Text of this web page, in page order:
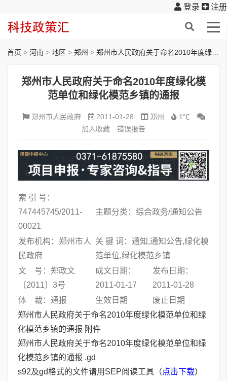
登录 注册
首页 > 河南 > 地区 > 郑州 > 郑州市人民政府关于命名2010年度绿化模范单位和绿化模范乡镇的通报
郑州市人民政府关于命名2010年度绿化模
范单位和绿化模范乡镇的通报
郑州市人民政府 2011-01-28 郑州
1℃
加入收藏
错误报告
索 引 号：
747445745/2011-
00021
主题分类：综合政务/通知公告
发布机构：郑州市人
民政府
关 键 词：通知,通知公告,绿化模
范单位,绿化模范乡镇
文 号：郑政文
〔2011〕3号
成文日期：
2011-01-17
发布日期：
2011-01-28
体 裁：通报
生效日期
废止日期
郑州市人民政府关于命名2010年度绿化模范单位和绿
化模范乡镇的通报 附件
郑州市人民政府关于命名2010年度绿化模范单位和绿
化模范乡镇的通报 .gd
s92及gd格式的文件请用SEP阅读工具（点击下载）